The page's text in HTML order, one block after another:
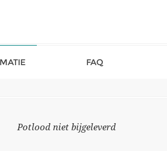
FAQ
Potlood niet bijgeleverd